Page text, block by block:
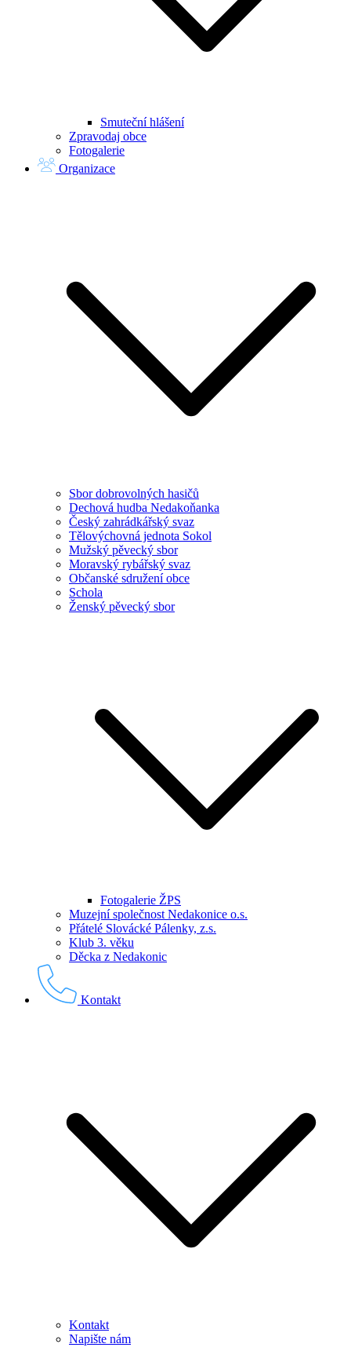
Smuteční hlášení
Zpravodaj obce
Fotogalerie
Organizace
Sbor dobrovolných hasičů
Dechová hudba Nedakoňanka
Český zahrádkářský svaz
Tělovýchovná jednota Sokol
Mužský pěvecký sbor
Moravský rybářský svaz
Občanské sdružení obce
Schola
Ženský pěvecký sbor
Fotogalerie ŽPS
Muzejní společnost Nedakonice o.s.
Přátelé Slovácké Pálenky, z.s.
Klub 3. věku
Děcka z Nedakonic
Kontakt
Kontakt
Napište nám